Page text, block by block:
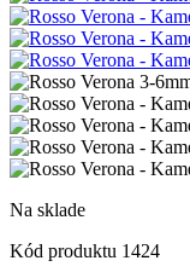
Na sklade
Kód produktu 1424